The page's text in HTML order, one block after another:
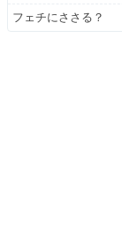
フェチにささる？